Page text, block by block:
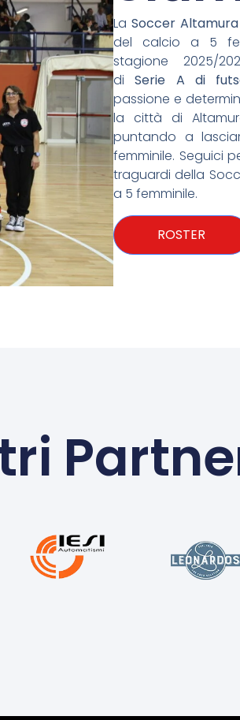
LaSoccer
del calcio a 5
stagione 2025/
diSerie A di
passione e
la città di
puntando a
femminile. Seguici
traguardi della
a 5 femminile.
ROSTER